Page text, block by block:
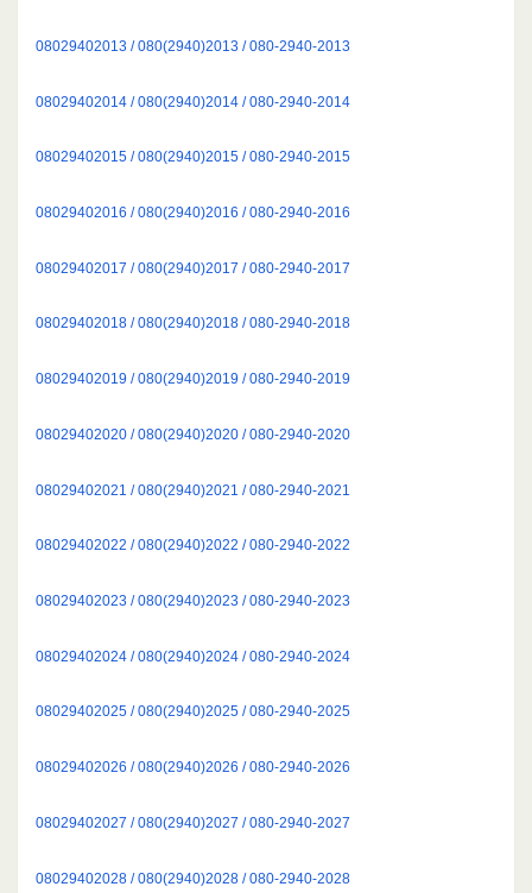
08029402013 / 080(2940)2013 / 080-2940-2013
08029402014 / 080(2940)2014 / 080-2940-2014
08029402015 / 080(2940)2015 / 080-2940-2015
08029402016 / 080(2940)2016 / 080-2940-2016
08029402017 / 080(2940)2017 / 080-2940-2017
08029402018 / 080(2940)2018 / 080-2940-2018
08029402019 / 080(2940)2019 / 080-2940-2019
08029402020 / 080(2940)2020 / 080-2940-2020
08029402021 / 080(2940)2021 / 080-2940-2021
08029402022 / 080(2940)2022 / 080-2940-2022
08029402023 / 080(2940)2023 / 080-2940-2023
08029402024 / 080(2940)2024 / 080-2940-2024
08029402025 / 080(2940)2025 / 080-2940-2025
08029402026 / 080(2940)2026 / 080-2940-2026
08029402027 / 080(2940)2027 / 080-2940-2027
08029402028 / 080(2940)2028 / 080-2940-2028